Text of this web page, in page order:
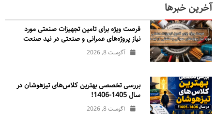
آخرین خبرها
فرصت ویژه برای تامین تجهیزات صنعتی مورد
نیاز پروژه‌های عمرانی و صنعتی در نید صنعت
آگوست 8, 2026
بررسی تخصصی بهترین کلاس‌های تیزهوشان در
سال 1405-1406!
آگوست 8, 2026